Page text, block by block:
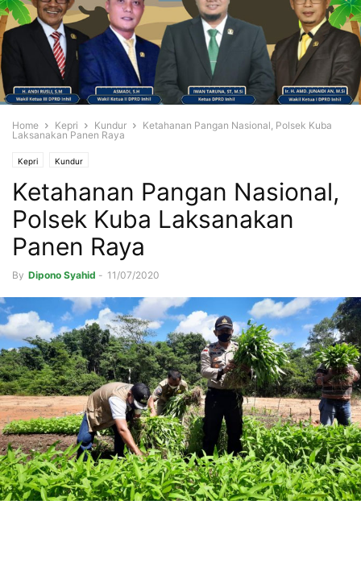
Home Kepri Kundur
Ketahanan Pangan Nasional, Polsek Kuba
Laksanakan Panen Raya
Kepri Kundur
Ketahanan Pangan Nasional,
Polsek Kuba Laksanakan
Panen Raya
By Dipono Syahid - 11/07/2020